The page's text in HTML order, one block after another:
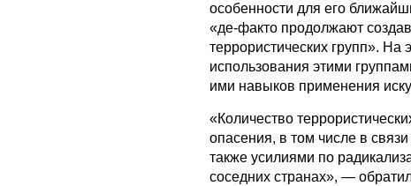
особенности для его
«де-факто продолжают
террористических групп».
использования этими
ими навыков применения
«Количество
опасения, в том числе в
также усилиями по
соседних странах», —